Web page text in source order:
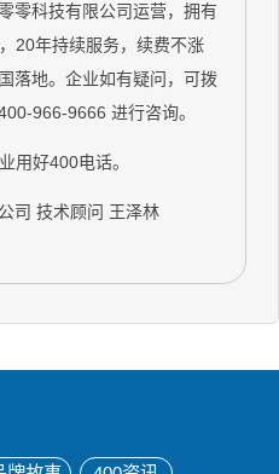
零科技有限公司运营，拥有
20年持续服务，续费不涨
落地。企业如有疑问，可拨
966-9666 进行咨询。
好400电话。
司 技术顾问 王泽林